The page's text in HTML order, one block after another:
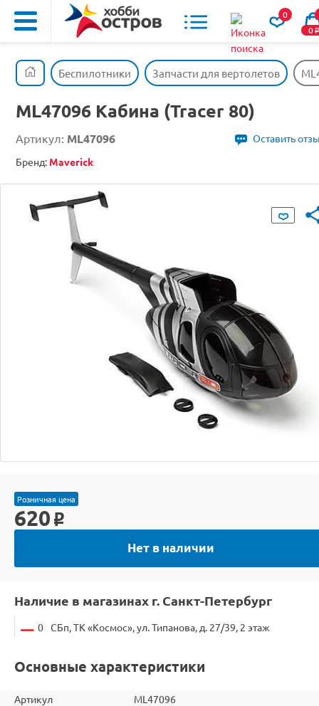
0
0o
Беспилотники Запчасти для вертолетов
ML47096 Кабина (Tracer 80)
Артикул: ML47096
Оставить
Бренд: Maverick
Розничная цена
620 o
Нет в наличии
Наличие в магазинах г. Санкт-Петербург
0 СБп, ТК «Космос», ул. Типанова, д. 27/39, 2 этаж
Основные характеристики
Артикул
ML47096